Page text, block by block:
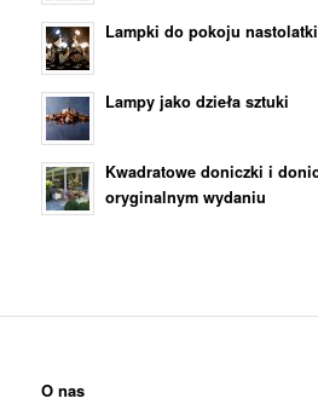
Lampki do pokoju
Lampy jako dzieła sztuki
Kwadratowe doniczki i
oryginalnym wydaniu
O nas